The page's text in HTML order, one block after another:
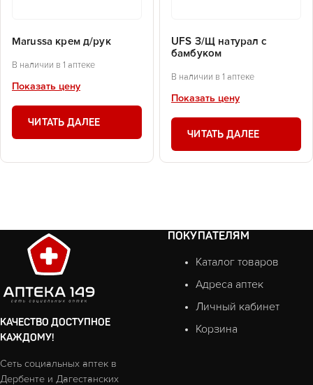
Marussa крем д/рук
В наличии в 1 аптеке
Показать цену
ЧИТАТЬ ДАЛЕЕ
UFS З/Щ натурал с
бамбуком
В наличии в 1 аптеке
Показать цену
ЧИТАТЬ ДАЛЕЕ
КАЧЕСТВО ДОСТУПНОЕ
КАЖДОМУ!
Сеть социальных аптек в
Дербенте и Дагестанских
ПОКУПАТЕЛЯМ
Каталог товаров
Адреса аптек
Личный кабинет
Корзина